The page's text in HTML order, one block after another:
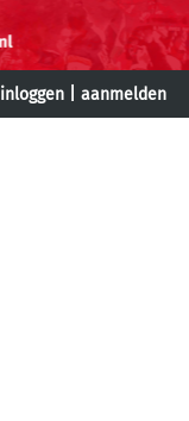
inloggen aanmelden